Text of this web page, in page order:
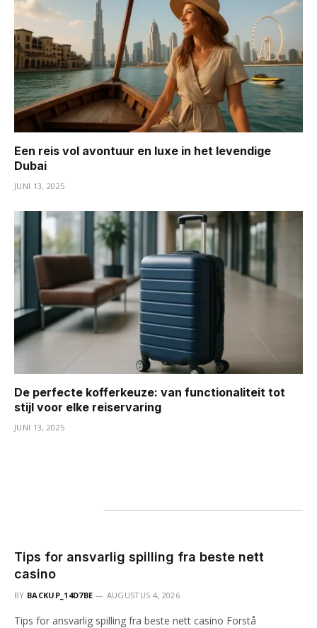
Een reis vol avontuur en luxe in het levendige
Dubai
JUNI 13, 2025
De perfecte kofferkeuze: van functionaliteit tot
stijl voor elke reiservaring
JUNI 13, 2025
Tips for ansvarlig spilling fra beste nett
casino
BY BACKUP_14D7BE AUGUSTUS 4, 2026
Tips for ansvarlig spilling fra beste nett casino Forstå